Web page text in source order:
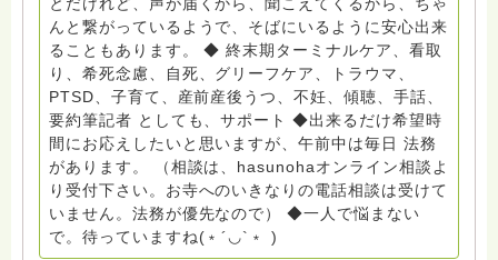
griefcare.tomoshibi@icloud.com ◆GEはしもとサピュ
イエ 所属 （Gender Equity 誰もが自分らしく生きるこ
とができる社会をめざして）DV・女性支援 ◆認定NPO
京都自死自殺相談センターSotto 元グリーフサポート委
員長（2018〜2024） ◆保育士.幼稚園教諭.小学校教諭.
レクリエーションインストラクター.中学校DV授業 10年
間 保育 教育の現場で 総主任として勤めた経験も生かし
つつ、お話できることがあれば 幸いです。 いつも あな
たとともに。南無阿弥陀仏 ここでは、宗旨を問いませ
ん。 まずは、ひとりで抱え込まないで。 来寺お問い合
わせは⬇️こちらから miehimeyo@gmail.com ※時間を割
んと繋がっているようで、そばにいるように安心出来
ることもあります。 ◆ 終末期ターミナルケア、看取
り、希死念慮、自死、グリーフケア、トラウマ、
PTSD、子育て、産前産後うつ、不妊、傾聴、手話、
要約筆記者 としても、サポート ◆出来るだけ希望時
間にお応えしたいと思いますが、午前中は毎日 法務
があります。 （相談は、hasunohaオンライン相談よ
り受付下さい。お寺へのいきなりの電話相談は受けて
いません。法務が優先なので） ◆一人で悩まない
で。待っていますね(﹡´◡`﹡ )